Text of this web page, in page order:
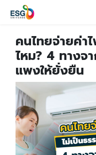
คนไทยจ่ายค่า
ไหม? 4 ทางจ
แพงให้ยั่งยืน